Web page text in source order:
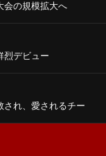
会の規模拡大へ
烈デビュー
され、愛されるチー